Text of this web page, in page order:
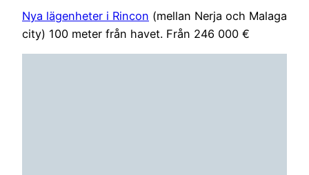
Nya lägenheter i Rincon (mellan Nerja och Malaga
city) 100 meter från havet. Från 246 000 €